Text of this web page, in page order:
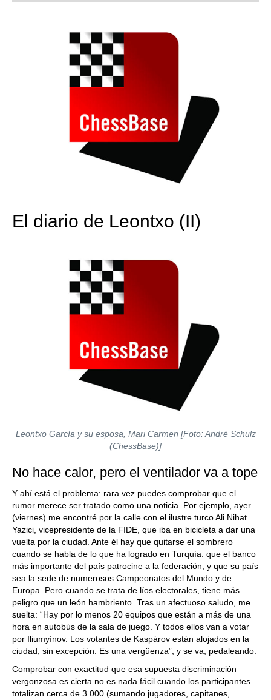
train more efficiently, intelligently and with a
El diario de Leontxo (II)
Leontxo García y su esposa, Mari Carmen [Foto: André Schulz
(ChessBase)]
No hace calor, pero el ventilador va a tope
Y ahí está el problema: rara vez puedes comprobar que el
rumor merece ser tratado como una noticia. Por ejemplo, ayer
(viernes) me encontré por la calle con el ilustre turco Ali Nihat
Yazici, vicepresidente de la FIDE, que iba en bicicleta a dar una
vuelta por la ciudad. Ante él hay que quitarse el sombrero
cuando se habla de lo que ha logrado en Turquía: que el banco
más importante del país patrocine a la federación, y que su país
sea la sede de numerosos Campeonatos del Mundo y de
Europa. Pero cuando se trata de líos electorales, tiene más
peligro que un león hambriento. Tras un afectuoso saludo, me
suelta: “Hay por lo menos 20 equipos que están a más de una
hora en autobús de la sala de juego. Y todos ellos van a votar
por Iliumyínov. Los votantes de Kaspárov están alojados en la
ciudad, sin excepción. Es una vergüenza”, y se va, pedaleando.
Comprobar con exactitud que esa supuesta discriminación
vergonzosa es cierta no es nada fácil cuando los participantes
totalizan cerca de 3.000 (sumando jugadores, capitanes,